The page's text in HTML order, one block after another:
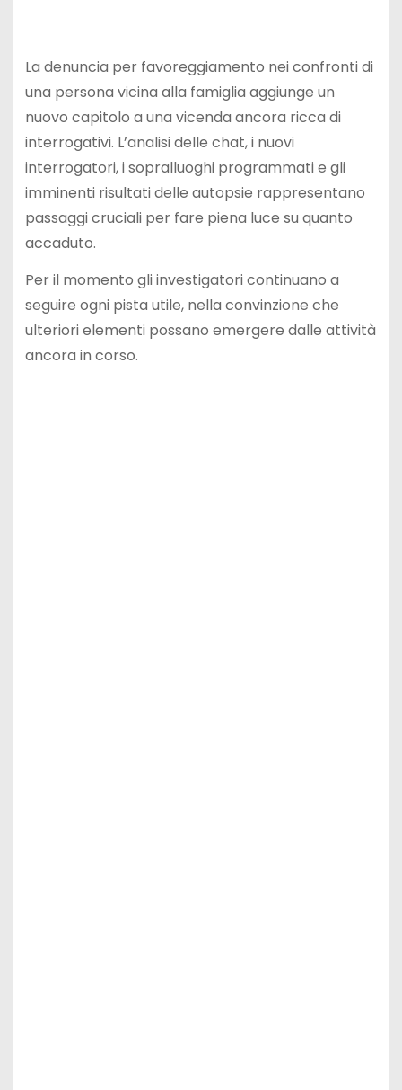
La denuncia per favoreggiamento nei confronti di
una persona vicina alla famiglia aggiunge un
nuovo capitolo a una vicenda ancora ricca di
interrogativi. L’analisi delle chat, i nuovi
interrogatori, i sopralluoghi programmati e gli
imminenti risultati delle autopsie rappresentano
passaggi cruciali per fare piena luce su quanto
accaduto.
Per il momento gli investigatori continuano a
seguire ogni pista utile, nella convinzione che
ulteriori elementi possano emergere dalle attività
ancora in corso.